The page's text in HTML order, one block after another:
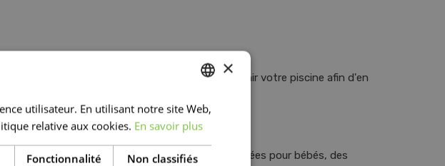
, etc pour entretenir votre piscine afin d'en
des tapis de glisse, des toboggans, des bouées pour bébés, des
DUTCH
FRENCH
DUTCH
×
utilisateur. En utilisant notre site Web,
relative aux cookies. En savoir plus
Fonctionnalité Non classifiés